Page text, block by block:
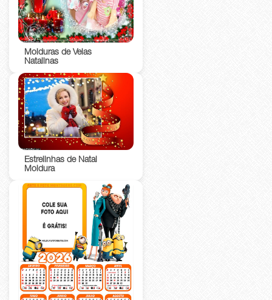
Molduras de Velas
Natalinas
Estrelinhas de Natal
Moldura